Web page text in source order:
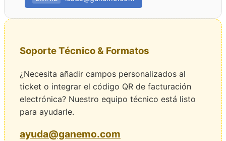
Soporte Técnico & Formatos
¿Necesita añadir campos personalizados al
ticket o integrar el código QR de facturación
electrónica? Nuestro equipo técnico está listo
para ayudarle.
ayuda@ganemo.com